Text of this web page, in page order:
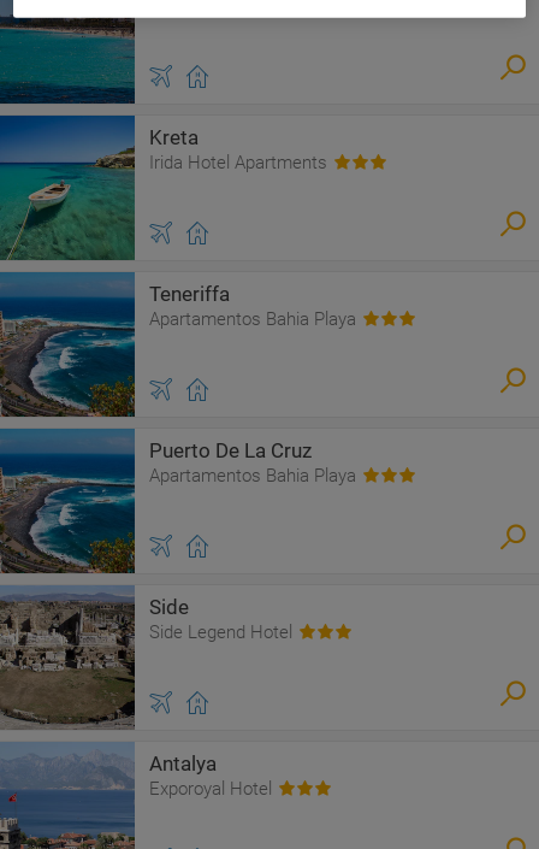
Kreta
Irida Hotel Apartments
Teneriffa
Apartamentos Bahia Playa
Puerto De La Cruz
Apartamentos Bahia Playa
Side
Side Legend Hotel
Antalya
Exporoyal Hotel